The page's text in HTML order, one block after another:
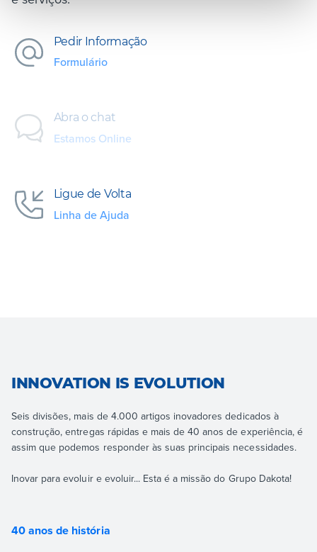
Pedir Informação
Formulário
Abra o chat
Estamos Online
Ligue de Volta
Linha de Ajuda
INNOVATION IS EVOLUTION
Seis divisões, mais de 4.000 artigos inovadores dedicados à
construção, entregas rápidas e mais de 40 anos de experiência, é
assim que podemos responder às suas principais necessidades.
Inovar para evoluir e evoluir... Esta é a missão do Grupo Dakota!
40 anos de história